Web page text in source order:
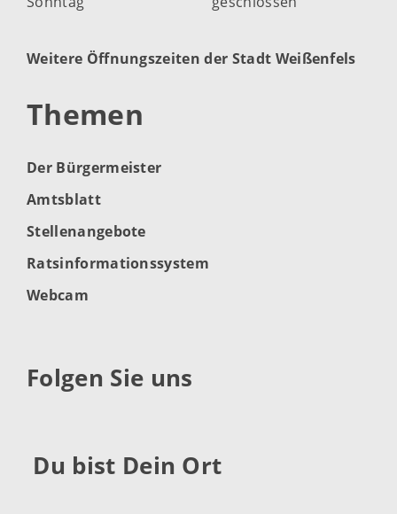
Weitere Öffnungszeiten der Stadt Weißenfels
Themen
Der Bürgermeister
Amtsblatt
Stellenangebote
Ratsinformationssystem
Webcam
Folgen Sie uns
Du bist Dein Ort